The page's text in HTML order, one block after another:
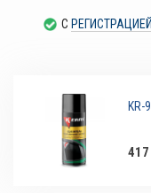
С РЕГИСТРАЦИЕЙ
KR-